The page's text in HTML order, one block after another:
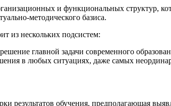
и функциональных структур,
методического базиса.
из нескольких подсистем:
главной задачи современного
в любых ситуациях, даже самых
результатов обучения, предполагающая